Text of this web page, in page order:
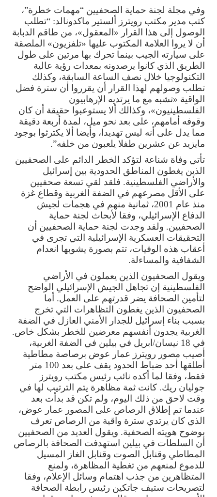
وفي مجلة لجنة حماية الصحفيين “مهمات خطرة”،
كتب مدير مكتب رويترز ألستير ماكدونالد: “تطلب
الوصول إلى هذا القرار «المعقول»، من طاقم الدبابة
أن لا يروا العلامة المكتوب عليها «تلفزيون» الملصقة
على سيارته الجيب بينما تحرك بها مرتين على طول
الطريق الذي كانوا يرصدونه بمعدات رؤية عالية
التكنولوجيا خلال نصف الساعة السابقة، وكذلك
تطلب وصولهم لهذا القرار أن يقرروا أن سترة فضل
الواقية «تشبه مع ما يرتديه الإرهابيون
الفلسطينيون»، وكذالك ألا يستوعبوا حقيقة أن كان
وقوفه أمامهم، على بعد نحو ميل، لمدة أربعة دقيقة
مما يدل على أنه ليس تهديدا، وأيضا ألا يكترثوا بوجود
مايزيد عن عشرين طفلا يلعبون من خلفه”.
تأتي وفاة شناعة لتؤكد الخطر الدائم على الصحفيين
الذين يغطون المناطق الحدودية بين إسرائيل
والأراضي الفلسطينية. فلقد لقي تسعة صحفيين
على الأقل مصرعهم في الضفة الغربية وقطاع غزة
منذ عام 2001، ثمانية منهم في هجمات لجيش
الدفاع الإسرائيلي، وفقا لأبحاث لجنة حماية
الصحفيين. ولقد وجدت لجنة حماية الصحفيين أن
التحقيقات العسكرية الإسرائيلية التي تجرى في
أعقاب هذه الوفيات، تتم بصورة يشوبها انعدام
الشفافية والمساءلة.
ويقول الصحفيون الذين يعملون في الأراضي
الفلسطينية إن تجاهل الجيش الإسرائيلي الواضح
لتأمين الصحافة يضر قدرتهم على العمل. أما
الصحفيون الذين يغطون التظاهرات التي تخرج
بسبب بناء إسرائيل للجدار الأمني العازل في الضفة
الغربية يجدون أنفسهم معرضين للخطر بشكل خاص.
في 18 نيسان/ابريل في بيلين في الضفة الغربية،
أصيب مصور رويترز عمار عوض برصاصة مطاطية
أطلقها أحد ضباط الحدود يقف على بعد 100 متر
فقط، وفقا لما أكده نائب رئيس مكتب رويترز
جوليان ريك. كانت ثمة مظاهرة يتم الترتيب لها في
وقت لاحق من ذلك اليوم، ولم تكن قد بدأت بعد
عندما تم إطلاق الرصاص على المصور عمار عوض،
الذي كان يرتدي سترة واقية من الرصاص تعرف
بوضوح هويته الصحفية. ويقول العديد من الصحفيين
أن السلطات في بيلين استهدفت الصحافة بالرصاص
المطاطي وقنابل الصوت وقنابل الغاز المسيل
للدموع لمنعهم من تغطية المظاهرة، ولمنع
المتظاهرين من جذب اهتمام وسائل الإعلام، وفقا
لتصريحات ستيف جاتكين رئيس رابطة الصحافة